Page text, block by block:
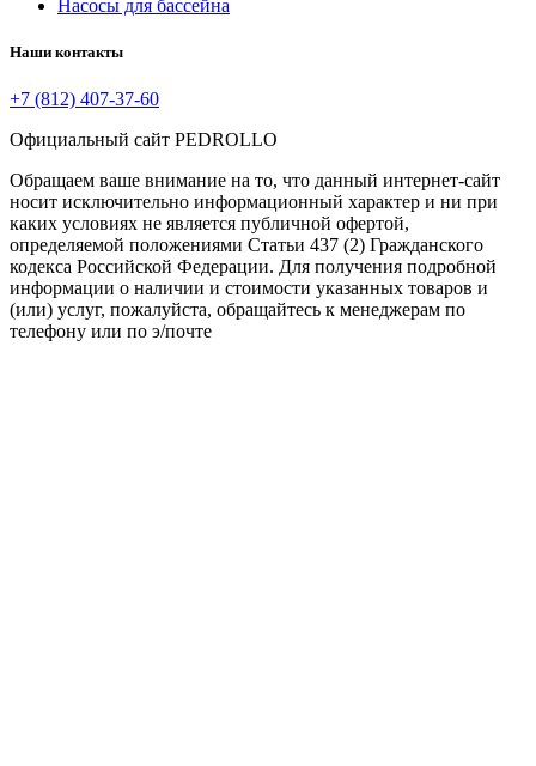
Насосы для бассейна
Наши контакты
+7 (812) 407-37-60
Официальный сайт PEDROLLO
Обращаем ваше внимание на то, что данный интернет-сайт
носит исключительно информационный характер и ни при
каких условиях не является публичной офертой,
определяемой положениями Статьи 437 (2) Гражданского
кодекса Российской Федерации. Для получения подробной
информации о наличии и стоимости указанных товаров и
(или) услуг, пожалуйста, обращайтесь к менеджерам по
телефону или по э/почте